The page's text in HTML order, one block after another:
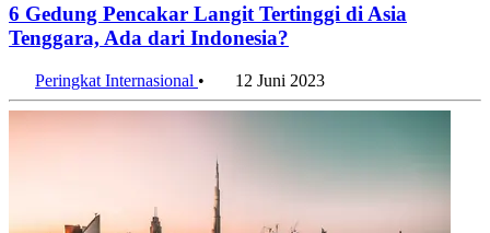
6 Gedung Pencakar Langit Tertinggi di Asia
Tenggara, Ada dari Indonesia?
Peringkat Internasional • 12 Juni 2023